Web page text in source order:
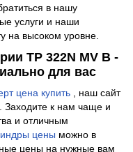
в нашу
услуги и наши
на высоком уровне.
TP 322N MV B -
для вас
цена купить , наш сайт
Заходите к нам чаще и
и отличным
цены можно в
цены на нужные вам